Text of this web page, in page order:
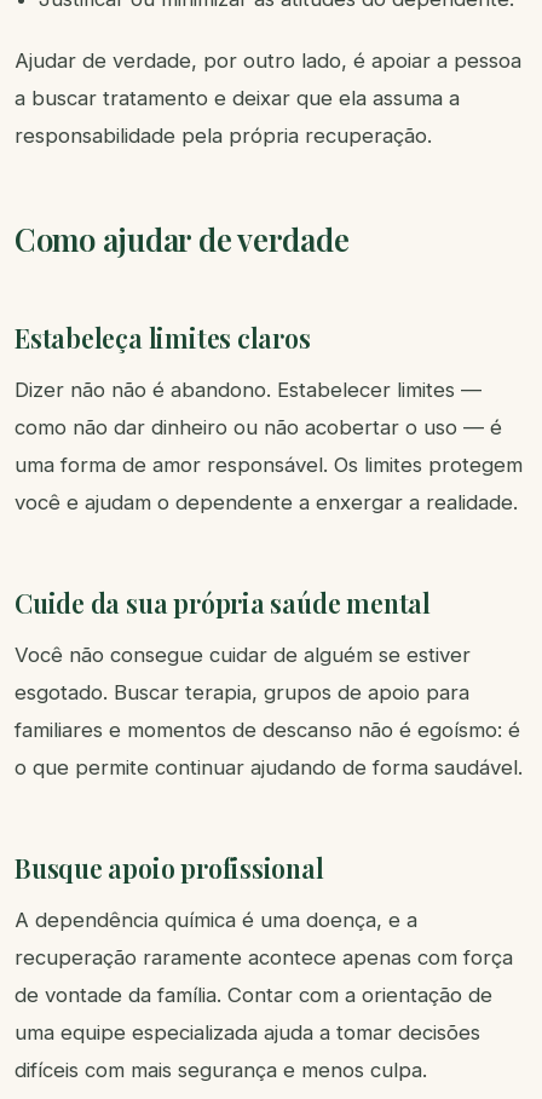
Ajudar de verdade, por outro lado, é apoiar a pessoa
a buscar tratamento e deixar que ela assuma a
responsabilidade pela própria recuperação.
Como ajudar de verdade
Estabeleça limites claros
Dizer não não é abandono. Estabelecer limites —
como não dar dinheiro ou não acobertar o uso — é
uma forma de amor responsável. Os limites protegem
você e ajudam o dependente a enxergar a realidade.
Cuide da sua própria saúde mental
Você não consegue cuidar de alguém se estiver
esgotado. Buscar terapia, grupos de apoio para
familiares e momentos de descanso não é egoísmo: é
o que permite continuar ajudando de forma saudável.
Busque apoio profissional
A dependência química é uma doença, e a
recuperação raramente acontece apenas com força
de vontade da família. Contar com a orientação de
uma equipe especializada ajuda a tomar decisões
difíceis com mais segurança e menos culpa.